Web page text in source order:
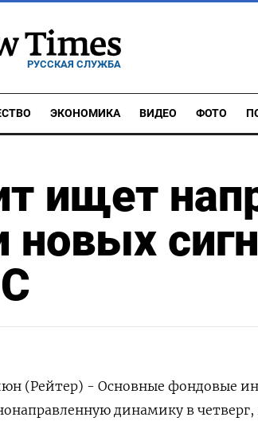
РУССКАЯ СЛУЖБА
ЭКОНОМИКА ВИДЕО ФОТО
ищет
(Рейтер) - Основные фондовые
динамику в